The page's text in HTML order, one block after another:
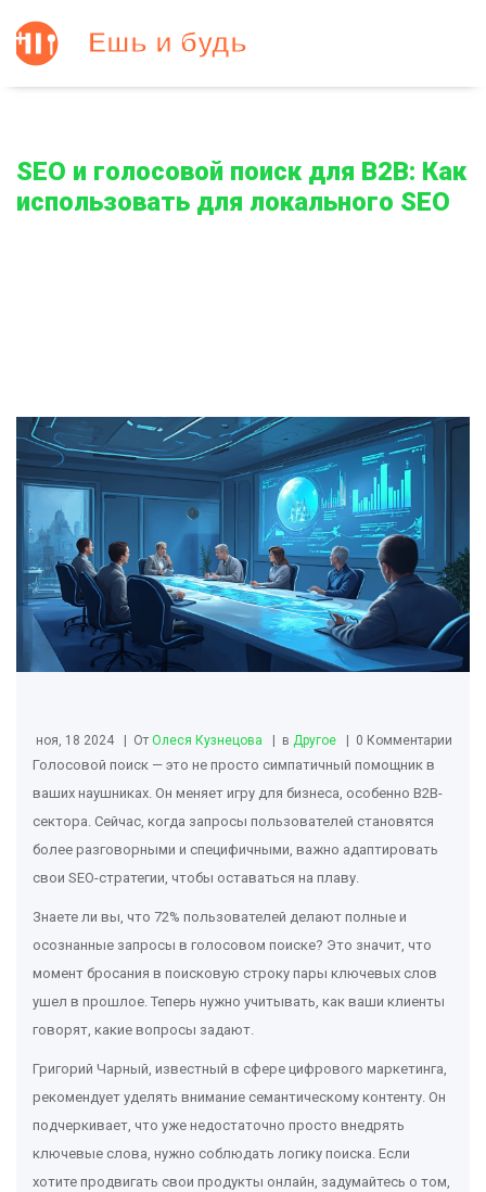
SEO и голосовой поиск для B2B: Как
использовать для локального SEO
ноя, 18 2024 От Олеся Кузнецова в Другое 0 Комментарии
Голосовой поиск — это не просто симпатичный помощник в
ваших наушниках. Он меняет игру для бизнеса, особенно B2B-
сектора. Сейчас, когда запросы пользователей становятся
более разговорными и специфичными, важно адаптировать
свои SEO-стратегии, чтобы оставаться на плаву.
Знаете ли вы, что 72% пользователей делают полные и
осознанные запросы в голосовом поиске? Это значит, что
момент бросания в поисковую строку пары ключевых слов
ушел в прошлое. Теперь нужно учитывать, как ваши клиенты
говорят, какие вопросы задают.
Григорий Чарный, известный в сфере цифрового маркетинга,
рекомендует уделять внимание семантическому контенту. Он
подчеркивает, что уже недостаточно просто внедрять
ключевые слова, нужно соблюдать логику поиска. Если
хотите продвигать свои продукты онлайн, задумайтесь о том,